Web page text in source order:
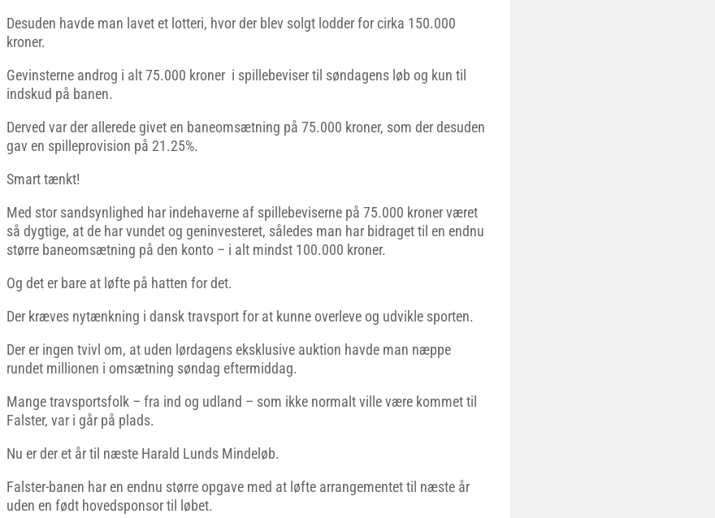
Desuden havde man lavet et lotteri, hvor der blev solgt lodder for cirka 150.000
kroner.
Gevinsterne androg i alt 75.000 kroner i spillebeviser til søndagens løb og kun til
indskud på banen.
Derved var der allerede givet en baneomsætning på 75.000 kroner, som der desuden
gav en spilleprovision på 21.25%.
Smart tænkt!
Med stor sandsynlighed har indehaverne af spillebeviserne på 75.000 kroner været
så dygtige, at de har vundet og geninvesteret, således man har bidraget til en endnu
større baneomsætning på den konto – i alt mindst 100.000 kroner.
Og det er bare at løfte på hatten for det.
Der kræves nytænkning i dansk travsport for at kunne overleve og udvikle sporten.
Der er ingen tvivl om, at uden lørdagens eksklusive auktion havde man næppe
rundet millionen i omsætning søndag eftermiddag.
Mange travsportsfolk – fra ind og udland – som ikke normalt ville være kommet til
Falster, var i går på plads.
Nu er der et år til næste Harald Lunds Mindeløb.
Falster-banen har en endnu større opgave med at løfte arrangementet til næste år
uden en født hovedsponsor til løbet.